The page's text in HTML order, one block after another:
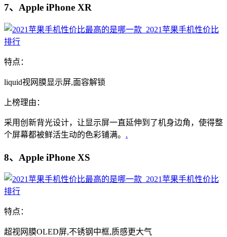
7、Apple iPhone XR
特点：
liquid视网膜显示屏,面容解锁
上榜理由：
采用创新背光设计，让显示屏一直延伸到了机身边角，使得整
个屏幕都被鲜活生动的色彩铺满。 .
8、Apple iPhone XS
特点：
超视网膜OLED屏,不锈钢中框,质感更大气